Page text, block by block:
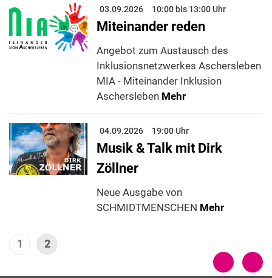
03.09.2026 10:00 bis 13:00 Uhr
Miteinander reden
Angebot zum Austausch des
Inklusionsnetzwerkes Aschersleben
MIA - Miteinander Inklusion
Aschersleben Mehr
04.09.2026 19:00 Uhr
Musik & Talk mit Dirk
Zöllner
Neue Ausgabe von
SCHMIDTMENSCHEN Mehr
1 2